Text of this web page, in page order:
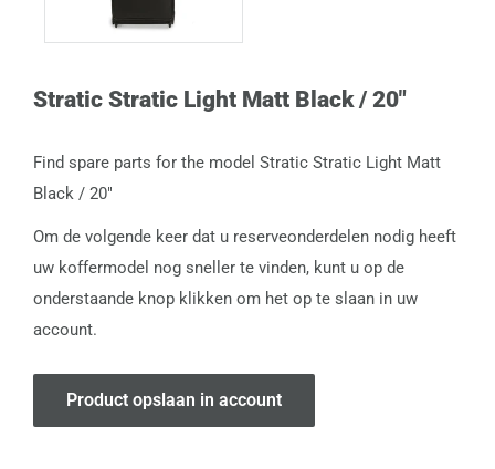
Stratic Stratic Light Matt Black / 20"
Find spare parts for the model Stratic Stratic Light Matt
Black / 20"
Om de volgende keer dat u reserveonderdelen nodig heeft
uw koffermodel nog sneller te vinden, kunt u op de
onderstaande knop klikken om het op te slaan in uw
account.
Product opslaan in account